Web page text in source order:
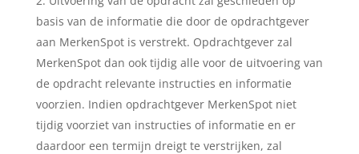
basis van de informatie die door de opdrachtgever
aan MerkenSpot is verstrekt. Opdrachtgever zal
MerkenSpot dan ook tijdig alle voor de uitvoering van
de opdracht relevante instructies en informatie
voorzien. Indien opdrachtgever MerkenSpot niet
tijdig voorziet van instructies of informatie en er
daardoor een termijn dreigt te verstrijken, zal